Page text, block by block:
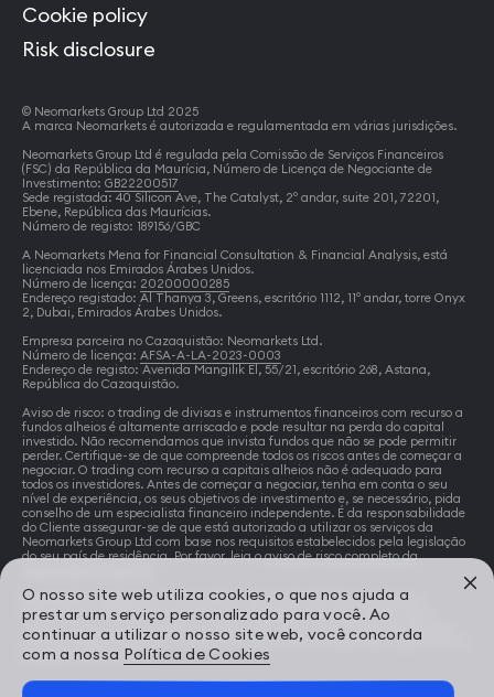
Cookie policy
Risk disclosure
© Neomarkets Group Ltd 2025
A marca Neomarkets é autorizada e regulamentada em várias jurisdições.
Neomarkets Group Ltd é regulada pela Comissão de Serviços Financeiros
(FSC) da República da Maurícia, Número de Licença de Negociante de
Investimento: GB22200517
Sede registada: 40 Silicon Ave, The Catalyst, 2º andar, suite 201, 72201,
Ebene, República das Maurícias.
Número de registo: 189156/GBC
A Neomarkets Mena for Financial Consultation & Financial Analysis, está
licenciada nos Emirados Árabes Unidos.
Número de licença: 20200000285
Endereço registado: Al Thanya 3, Greens, escritório 1112, 11º andar, torre Onyx
2, Dubai, Emirados Árabes Unidos.
Empresa parceira no Cazaquistão: Neomarkets Ltd.
Número de licença: AFSA-A-LA-2023-0003
Endereço de registo: Avenida Mangilik El, 55/21, escritório 268, Astana,
República do Cazaquistão.
Aviso de risco: o trading de divisas e instrumentos financeiros com recurso a
fundos alheios é altamente arriscado e pode resultar na perda do capital
investido. Não recomendamos que invista fundos que não se pode permitir
perder. Certifique-se de que compreende todos os riscos antes de começar a
negociar. O trading com recurso a capitais alheios não é adequado para
todos os investidores. Antes de começar a negociar, tenha em conta o seu
nível de experiência, os seus objetivos de investimento e, se necessário, pida
conselho de um especialista financeiro independente. É da responsabilidade
do Cliente assegurar-se de que está autorizado a utilizar os serviços da
Neomarkets Group Ltd com base nos requisitos estabelecidos pela legislação
do seu país de residência. Por favor, leia oaviso de risco completo da
Restrições regionais:A Neomarkets Group Ltd não fornece serviços
financeiros a residentes dos EUA e seus territórios, Canadá, RPDC, Reino
Unido e alguns outros países. A visita a este sítio e a utilização dos serviços
pode ser ilegal (proibida) no país onde se encontra e pode estar sujeita às leis
e regulamentos locais.
O nosso site web utiliza cookies, o que nos ajuda a
prestar um serviço personalizado para você. Ao
continuar a utilizar o nosso site web, você concorda
com a nossa Política de Cookies